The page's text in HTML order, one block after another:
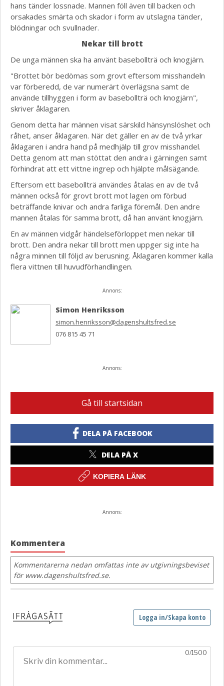
hans tänder lossnade. Mannen föll även till backen och
orsakades smärta och skador i form av utslagna tänder,
blödningar och svullnader.
Nekar till brott
De unga männen ska ha använt basebollträ och knogjärn.
"Brottet bör bedömas som grovt eftersom misshandeln
var förberedd, de var numerärt överlägsna samt de
använde tillhyggen i form av basebollträ och knogjärn",
skriver åklagaren.
Genom detta har männen visat särskild hänsynslöshet och
råhet, anser åklagaren. När det gäller en av de två yrkar
åklagaren i andra hand på medhjälp till grov misshandel.
Detta genom att man stöttat den andra i gärningen samt
förhindrat att ett vittne ingrep och hjälpte målsägande.
Eftersom ett basebollträ användes åtalas en av de två
männen också för grovt brott mot lagen om förbud
beträffande knivar och andra farliga föremål. Den andre
mannen åtalas för samma brott, då han använt knogjärn.
En av männen vidgår händelseförloppet men nekar till
brott. Den andra nekar till brott men uppger sig inte ha
några minnen till följd av berusning. Åklagaren kommer kalla
flera vittnen till huvudförhandlingen.
Annons:
Simon Henriksson
simon.henriksson@dagenshultsfred.se
076 815 45 71
Annons:
Gå till startsidan
DELA PÅ FACEBOOK
DELA PÅ X
KOPIERA LÄNK
Annons:
Kommentera
Kommentarerna nedan omfattas inte av utgivningsbeviset
för www.dagenshultsfred.se.